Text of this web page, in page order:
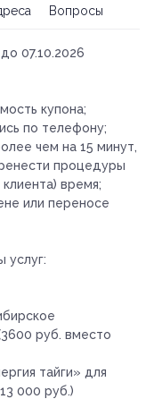
Вопросы
07.10.2026
купона;
по телефону;
чем на 15 минут,
процедуры
время;
или переносе
услуг:
руб. вместо
тайги» для
000 руб.)